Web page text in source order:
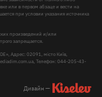
или в первом абзаце и вести на
при условии указания источника
произведений и/или
запрещается.
Адрес: 02091, місто Київ,
, Телефон: 044-205-43-
Дизайн —